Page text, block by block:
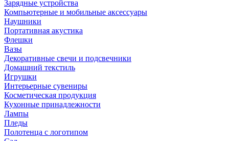
Зарядные устройства
Компьютерные и мобильные аксессуары
Наушники
Портативная акустика
Флешки
Вазы
Декоративные свечи и подсвечники
Домашний текстиль
Игрушки
Интерьерные сувениры
Косметическая продукция
Кухонные принадлежности
Лампы
Пледы
Полотенца с логотипом